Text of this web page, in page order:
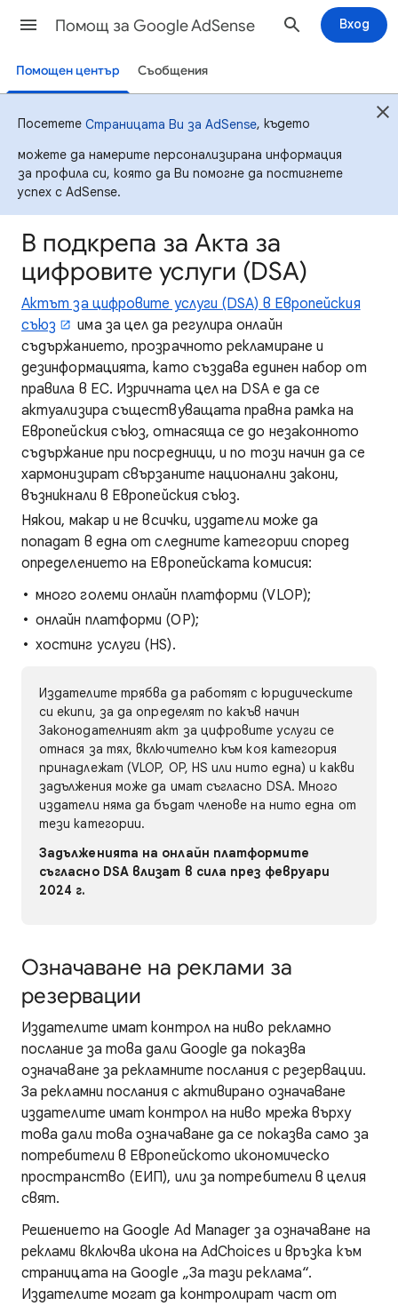
Помощ за Google AdSense Вход
Помощен център Съобщения
Посетете Страницата Ви за AdSense, където
можете да намерите персонализирана информация
за профила си, която да Ви помогне да постигнете
успех с AdSense.
В подкрепа за Акта за
цифровите услуги (DSA)
Актът за цифровите услуги (DSA) в Европейския
съюз
има за цел да регулира онлайн
съдържанието, прозрачното рекламиране и
дезинформацията, като създава единен набор от
правила в ЕС. Изричната цел на DSA е да се
актуализира съществуващата правна рамка на
Европейския съюз, отнасяща се до незаконното
съдържание при посредници, и по този начин да се
хармонизират свързаните национални закони,
възникнали в Европейския съюз.
Някои, макар и не всички, издатели може да
попадат в една от следните категории според
определението на Европейската комисия:
много големи онлайн платформи (VLOP);
онлайн платформи (OP);
хостинг услуги (HS).
Издателите трябва да работят с юридическите
си екипи, за да определят по какъв начин
Законодателният акт за цифровите услуги се
отнася за тях, включително към коя категория
принадлежат (VLOP, OP, HS или нито една) и какви
задължения може да имат съгласно DSA. Много
издатели няма да бъдат членове на нито една от
тези категории.
Задълженията на онлайн платформите
съгласно DSA влизат в сила през февруари
2024 г.
Означаване на реклами за
резервации
Издателите имат контрол на ниво рекламно
послание за това дали Google да показва
означаване за рекламните послания с резервации.
За рекламни послания с активирано означаване
издателите имат контрол на ниво мрежа върху
това дали това означаване да се показва само за
потребители в Европейското икономическо
пространство (ЕИП), или за потребители в целия
свят.
Решението на Google Ad Manager за означаване на
реклами включва икона на AdChoices и връзка към
страницата на Google „За тази реклама“.
Издателите могат да контролират част от